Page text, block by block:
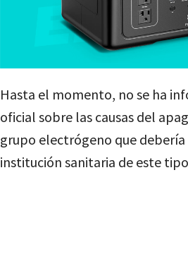
Hasta el momento, no se ha
oficial sobre las causas del
grupo electrógeno que
institución sanitaria de este